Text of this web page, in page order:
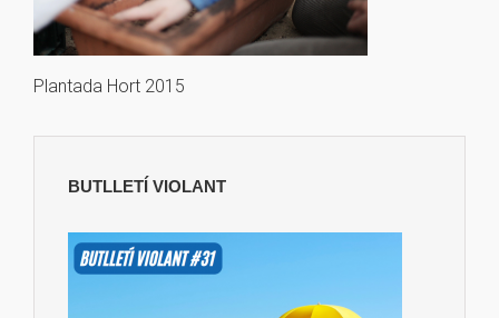
Plantada Hort 2015
BUTLLETÍ VIOLANT